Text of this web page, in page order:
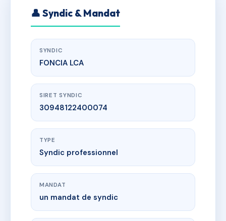
👤 Syndic & Mandat
SYNDIC
FONCIA LCA
SIRET SYNDIC
30948122400074
TYPE
Syndic professionnel
MANDAT
un mandat de syndic